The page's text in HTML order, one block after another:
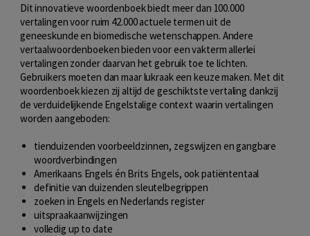
Dit innovatieve woordenboek biedt meer dan 100.000
vertalingen voor ruim 42.000 actuele termen uit de
geneeskunde en biomedische wetenschappen. Andere
vertaalwoordenboeken bieden voor een vakterm allerlei
vertalingen zonder daarvan het gebruik toe te lichten.
Gebruikers moeten dan maar lukraak een keuze maken. Met dit
woordenboek kiezen zij altijd de geschiktste vertaling dankzij
de verduidelijkende Engelstalige context waarin vertalingen
worden aangeboden:
tienduizenden voorbeeldzinnen, zegswijzen en gangbare
woordverbindingen
Amerikaans Engels én Brits Engels, ook patiëntentaal
definitie van duizenden sleutelbegrippen
zoeken in Engels en Nederlands register
uitspraakaanwijzingen
volledig up to date